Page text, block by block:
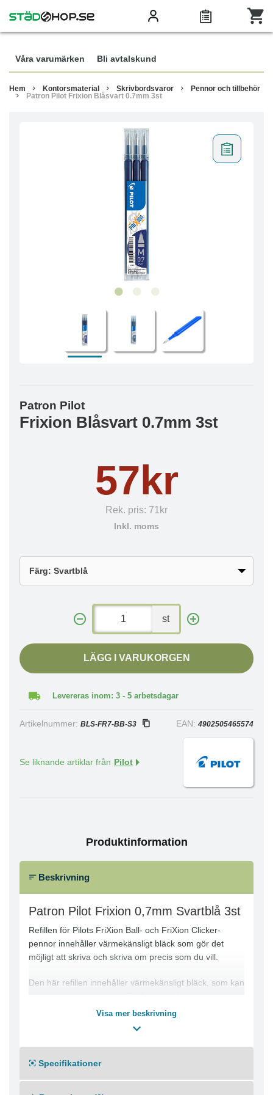
Våra varumärken Bli avtalskund
Hem Kontorsmaterial Skrivbordsvaror
Pennor och tillbehör
Patron Pilot Frixion Blåsvart 0.7mm 3st
Patron Pilot
Frixion Blåsvart 0.7mm 3st
57kr
Rek. pris: 71kr
Inkl. moms
st
LÄGG I VARUKORGEN
Levereras inom: 3 - 5 arbetsdagar
Artikelnummer: BLS-FR7-BB-S3 EAN: 4902505465574
Se liknande artiklar från Pilot
Produktinformation
Beskrivning
Patron Pilot Frixion 0,7mm Svartblå 3st
Refillen för Pilots FriXion Ball- och FriXion Clicker-
pennor innehåller värmekänsligt bläck som gör det
möjligt att skriva och skriva om precis som du vill.
Den här refillen innehåller värmekänsligt bläck, som kan
raderingsspets på pennslutet. Med sin revolutionerande
hårdmetallspetsen på 0,7 mm är perfekt för uppgifter
som kräver exakt precision. Tack vare refillfunktionen
Visa mer beskrivning
Specifikationer